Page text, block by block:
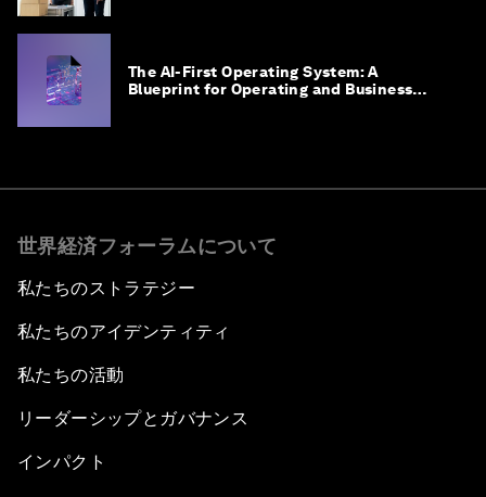
The AI-First Operating System: A
Blueprint for Operating and Business
世界経済フォーラムについて
私たちのストラテジー
私たちのアイデンティティ
私たちの活動
リーダーシップとガバナンス
インパクト